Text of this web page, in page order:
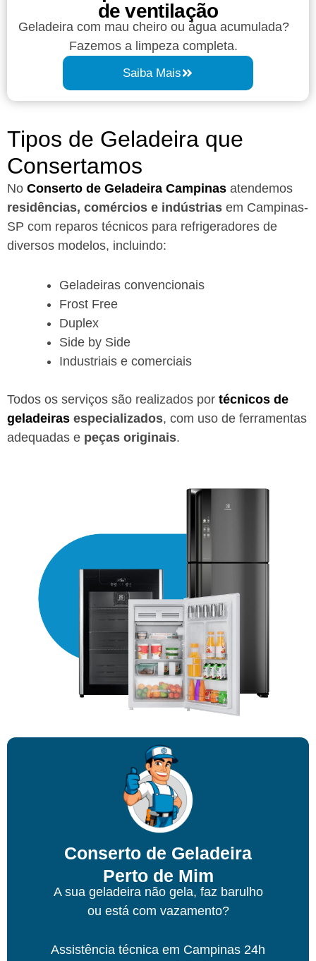
de ventilação
Geladeira com mau cheiro ou água acumulada?
Fazemos a limpeza completa.
Saiba Mais
Tipos de Geladeira que
Consertamos
No Conserto de Geladeira Campinas atendemos
residências, comércios e indústrias em Campinas-
SP com reparos técnicos para refrigeradores de
diversos modelos, incluindo:
Geladeiras convencionais
Frost Free
Duplex
Side by Side
Industriais e comerciais
Todos os serviços são realizados por técnicos de
geladeiras especializados, com uso de ferramentas
adequadas e peças originais.
Conserto de Geladeira
Perto de Mim
A sua geladeira não gela, faz barulho
ou está com vazamento?
Assistência técnica em Campinas 24h